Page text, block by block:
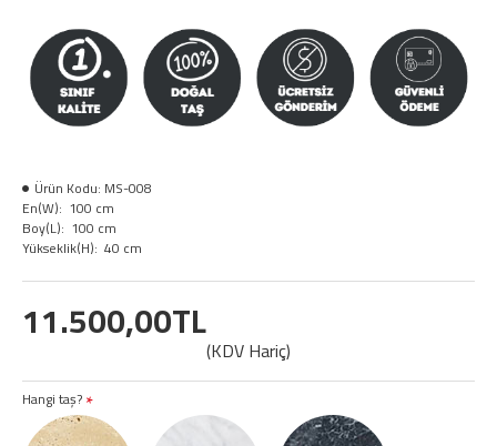
11.500,00TL
(KDV Hariç)
Ürün Kodu: MS-008
En(W): 100 cm
Boy(L): 100 cm
Yükseklik(H): 40 cm
Hangi taş?